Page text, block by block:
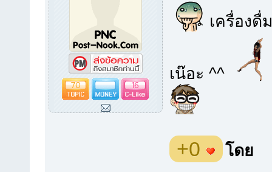
70 16
เครื่องดื่
เน๊อะ ^^
+0 โดย